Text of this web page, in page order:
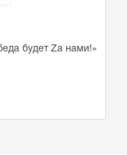
будет Zа нами!»